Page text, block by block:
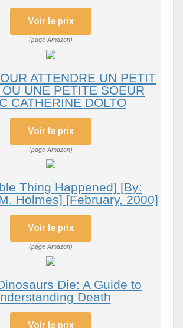
Voir le prix
(page Amazon)
ATTENDRE UN PETIT
UNE PETITE SOEUR
CATHERINE DOLTO
Voir le prix
(page Amazon)
Thing Happened] [By:
Holmes] [February, 2000]
Voir le prix
(page Amazon)
Die: A Guide to
Death
Voir le prix